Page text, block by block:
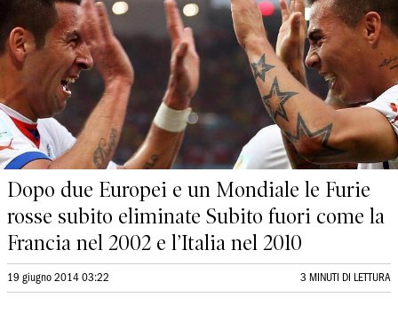
Dopo due Europei e un Mondiale le Furie
rosse subito eliminate Subito fuori come la
Francia nel 2002 e l’Italia nel 2010
19 giugno 2014 03:22 3 MINUTI DI LETTURA